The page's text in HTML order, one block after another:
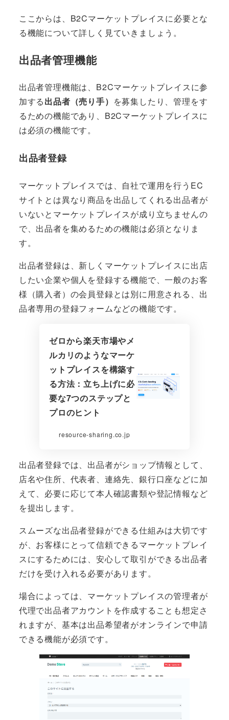
​ここからは、B2Cマーケットプレイスに必要とな
る機能について詳しく見ていきましょう。
出品者管理機能
出品者管理機能は、B2Cマーケットプレイスに参
加する出品者（売り手） を募集したり、管理をす
るための機能であり、B2Cマーケットプレイスに
は必須の機能です。
出品者登録
マーケットプレイスでは、自社で運用を行うEC
サイトとは異なり商品を出品してくれる出品者が
いないとマーケットプレイスが成り立ちませんの
で、出品者を集めるための機能は必須となりま
す。
出品者登録は、新しくマーケットプレイスに出店
したい企業や個人を登録する機能で、一般のお客
様（購入者）の会員登録とは別に用意される、出
品者専用の登録フォームなどの機能です。
ゼロから楽天市場やメ
ルカリのようなマーケ
ットプレイスを構築す
る方法：立ち上げに必
要な7つのステップと
プロのヒント
resource-sharing.co.jp
出品者登録では、出品者がショップ情報として、
店名や住所、代表者、連絡先、銀行口座などに加
えて、必要に応じて本人確認書類や登記情報など
を提出します。
スムーズな出品者登録ができる仕組みは大切です
が、お客様にとって信頼できるマーケットプレイ
スにするためには、安心して取引ができる出品者
だけを受け入れる必要があります。
場合によっては、マーケットプレイスの管理者が
代理で出品者アカウントを作成することも想定さ
れますが、基本は出品希望者がオンラインで申請
できる機能が必須です。